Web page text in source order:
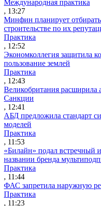
Международная практика
, 13:27
Минфин планирует отбирать
строительстве по их
Практика
, 12:52
Экономколлегия защитила
пользование землей
Практика
, 12:43
Великобритания расширила
Санкции
, 12:41
АБД предложила стандарт
моделей
Практика
, 11:53
«Билайн» подал встречный
названии бренда
Практика
, 11:44
ФАС запретила наружную
Практика
, 11:23